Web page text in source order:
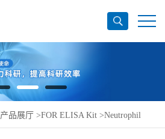
产品展厅 >FOR ELISA Kit >Neutrophil